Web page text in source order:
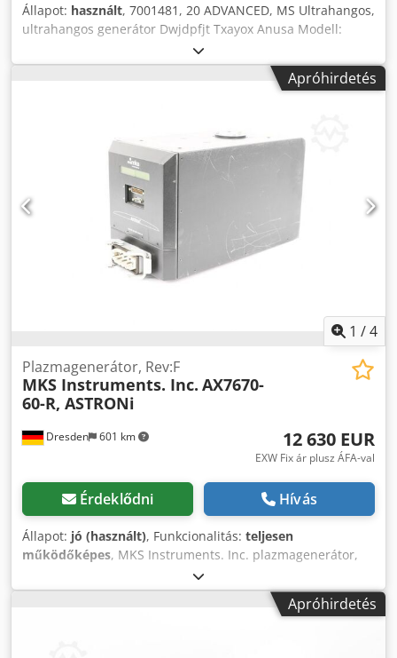
Állapot: használt, 7001481, 20 ADVANCED, MS Ultrahangos,
ultrahangos generátor Dwjdpfjt Txayox Anusa Modell:
7001481 Típus: 20 HALADÓ Állapot: használt
Apróhirdetés
1 /4
Dresden 601 km
Plazmagenerátor, Rev:F
MKS Instruments. Inc. AX7670-
60-R, ASTRONi
12 630 EUR
EXW Fix ár plusz ÁFA-val
Érdeklődni Hívás
Állapot: jó (használt), Funkcionalitás: teljesen
működőképes, MKS Instruments. Inc. plazmagenerátor,
AX7670 60 R, ASTRONi Modell: AX767060R Típus: ASTRONi
Dwjdpfx Asuyi U Aenuja 200-208V AC 50/60Hz 30A
Apróhirdetés